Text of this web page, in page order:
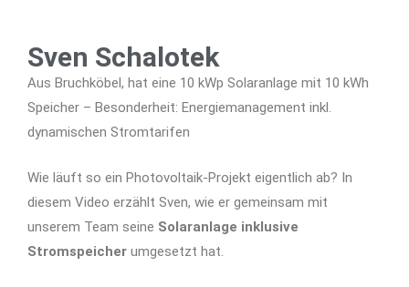
Sven Schalotek
Aus Bruchköbel, hat eine 10 kWp Solaranlage mit 10 kWh
Speicher – Besonderheit: Energiemanagement inkl.
dynamischen Stromtarifen
Wie läuft so ein Photovoltaik-Projekt eigentlich ab? In
diesem Video erzählt Sven, wie er gemeinsam mit
unserem Team seine Solaranlage inklusive
Stromspeicher umgesetzt hat.